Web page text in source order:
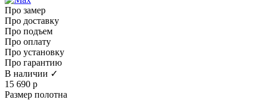
Про замер
Про доставку
Про подъем
Про оплату
Про установку
Про гарантию
В наличии ✓
15 690 р
Размер полотна